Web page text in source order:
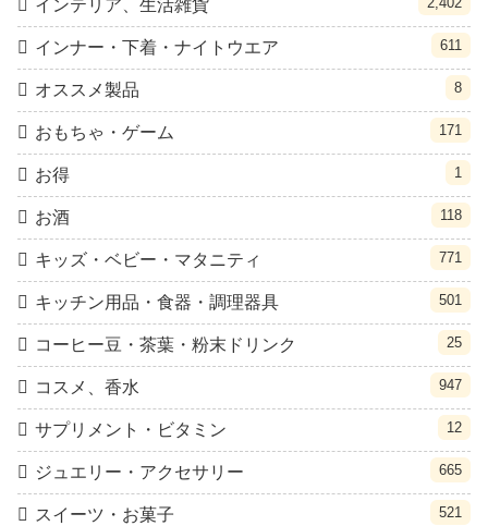
インテリア、生活雑貨
インナー・下着・ナイトウエア 611
オススメ製品 8
おもちゃ・ゲーム 171
お得 1
お酒 118
キッズ・ベビー・マタニティ 771
キッチン用品・食器・調理器具 501
コーヒー豆・茶葉・粉末ドリンク 25
コスメ、香水 947
サプリメント・ビタミン 12
ジュエリー・アクセサリー 665
スイーツ・お菓子 521